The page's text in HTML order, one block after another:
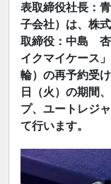
表取締役社長：
子会社）は、株
取締役：中島 杏
イクマイケース
輪）の再予約受
日（火）の期間
プ、ユートレジ
て行います。